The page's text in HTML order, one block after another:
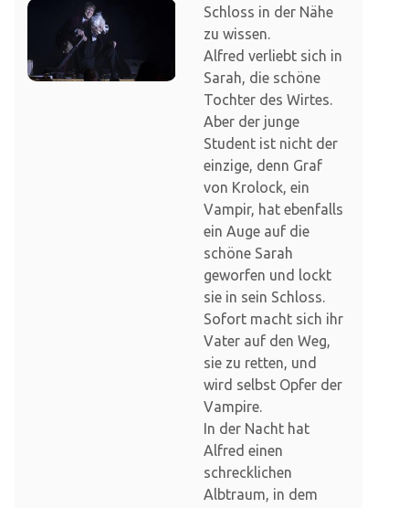
Schloss in der Nähe
zu wissen.
Alfred verliebt sich in
Sarah, die schöne
Tochter des Wirtes.
Aber der junge
Student ist nicht der
einzige, denn Graf
von Krolock, ein
Vampir, hat ebenfalls
ein Auge auf die
schöne Sarah
geworfen und lockt
sie in sein Schloss.
Sofort macht sich ihr
Vater auf den Weg,
sie zu retten, und
wird selbst Opfer der
Vampire.
In der Nacht hat
Alfred einen
schrecklichen
Albtraum, in dem